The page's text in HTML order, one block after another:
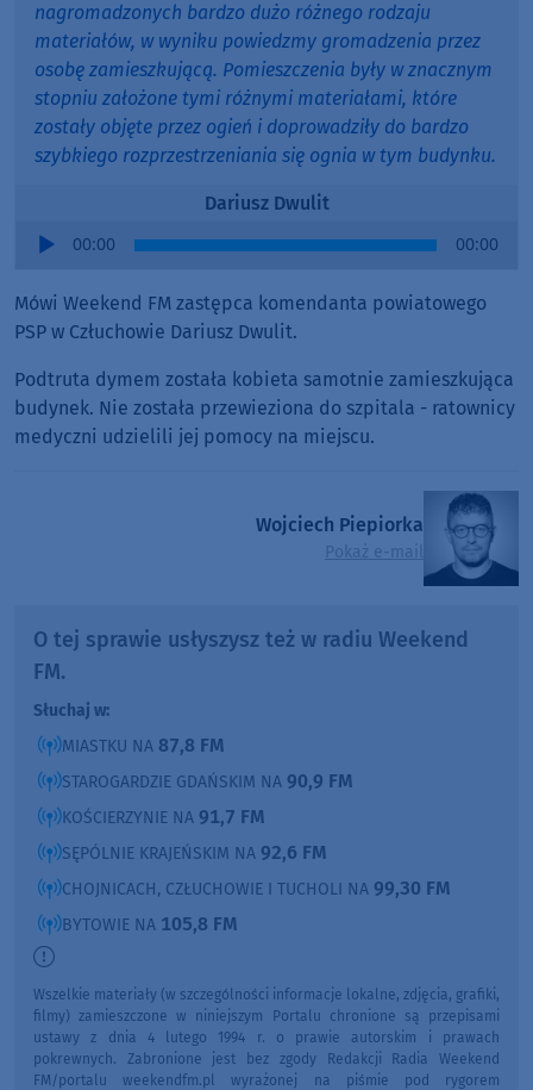
nagromadzonych bardzo dużo różnego rodzaju
materiałów, w wyniku powiedzmy gromadzenia przez
osobę zamieszkującą. Pomieszczenia były w znacznym
stopniu założone tymi różnymi materiałami, które
zostały objęte przez ogień i doprowadziły do bardzo
szybkiego rozprzestrzeniania się ognia w tym budynku.
Dariusz Dwulit
Audio
00:00 00:00
Mówi Weekend FM zastępca komendanta powiatowego
PSP w Człuchowie Dariusz Dwulit.
Podtruta dymem została kobieta samotnie zamieszkująca
budynek. Nie została przewieziona do szpitala - ratownicy
medyczni udzielili jej pomocy na miejscu.
Wojciech Piepiorka
Pokaż e-mail
O tej sprawie usłyszysz też w radiu Weekend
FM.
Słuchaj w:
MIASTKU NA 87,8 FM
STAROGARDZIE GDAŃSKIM NA 90,9 FM
KOŚCIERZYNIE NA 91,7 FM
SĘPÓLNIE KRAJEŃSKIM NA 92,6 FM
CHOJNICACH, CZŁUCHOWIE I TUCHOLI NA 99,30 FM
BYTOWIE NA 105,8 FM
Wszelkie materiały (w szczególności informacje lokalne, zdjęcia, grafiki,
filmy) zamieszczone w niniejszym Portalu chronione są przepisami
ustawy z dnia 4 lutego 1994 r. o prawie autorskim i prawach
pokrewnych. Zabronione jest bez zgody Redakcji Radia Weekend
FM/portalu weekendfm.pl wyrażonej na piśmie pod rygorem